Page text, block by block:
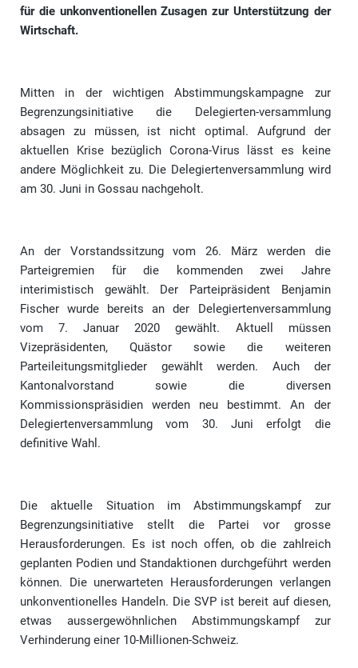
für die unkonventionellen Zusagen zur Unterstützung der
Wirtschaft.
Mitten in der wichtigen Abstimmungskampagne zur
Begrenzungsinitiative die Delegierten-versammlung
absagen zu müssen, ist nicht optimal. Aufgrund der
aktuellen Krise bezüglich Corona-Virus lässt es keine
andere Möglichkeit zu. Die Delegiertenversammlung wird
am 30. Juni in Gossau nachgeholt.
An der Vorstandssitzung vom 26. März werden die
Parteigremien für die kommenden zwei Jahre
interimistisch gewählt. Der Parteipräsident Benjamin
Fischer wurde bereits an der Delegiertenversammlung
vom 7. Januar 2020 gewählt. Aktuell müssen
Vizepräsidenten, Quästor sowie die weiteren
Parteileitungsmitglieder gewählt werden. Auch der
Kantonalvorstand sowie die diversen
Kommissionspräsidien werden neu bestimmt. An der
Delegiertenversammlung vom 30. Juni erfolgt die
definitive Wahl.
Die aktuelle Situation im Abstimmungskampf zur
Begrenzungsinitiative stellt die Partei vor grosse
Herausforderungen. Es ist noch offen, ob die zahlreich
geplanten Podien und Standaktionen durchgeführt werden
können. Die unerwarteten Herausforderungen verlangen
unkonventionelles Handeln. Die SVP ist bereit auf diesen,
etwas aussergewöhnlichen Abstimmungskampf zur
Verhinderung einer 10-Millionen-Schweiz.